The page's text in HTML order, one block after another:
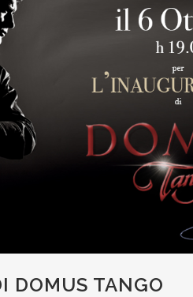
DOMUS TANGO